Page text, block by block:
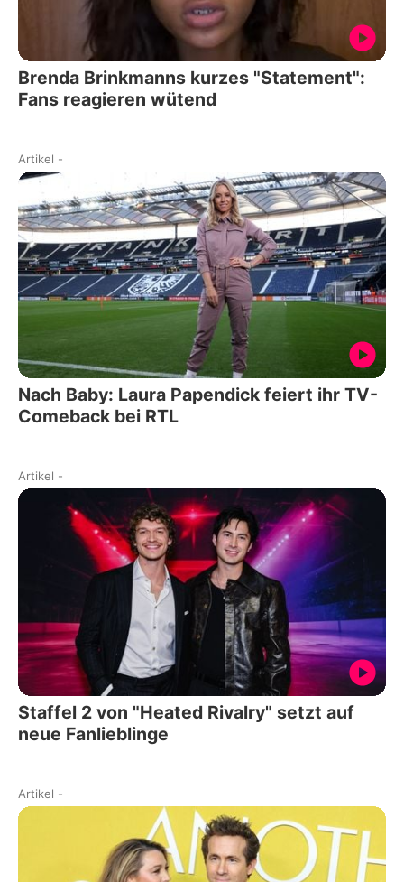
Brenda Brinkmanns kurzes "Statement":
Fans reagieren wütend
Artikel -
Nach Baby: Laura Papendick feiert ihr TV-
Comeback bei RTL
Artikel -
Staffel 2 von "Heated Rivalry" setzt auf
neue Fanlieblinge
Artikel -